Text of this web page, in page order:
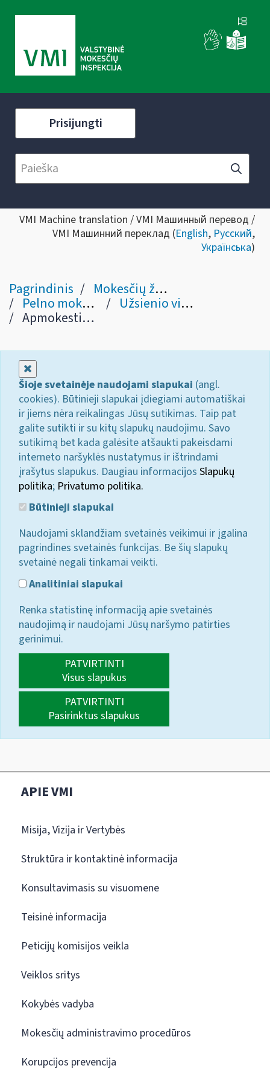
Prisijungti
VMI Machine translation / VMI Машинный перевод /
VMI Машинний переклад (English, Русский,
Українська)
Pagrindinis Mokesčių žinynas
Pelno mokestis Užsienio vienetai
Apmokestinamojo pelno apskaičiavimas (11 str.)
Šioje svetainėje naudojami slapukai (angl.
cookies). Būtinieji slapukai įdiegiami automatiškai
ir jiems nėra reikalingas Jūsų sutikimas. Taip pat
galite sutikti ir su kitų slapukų naudojimu. Savo
sutikimą bet kada galėsite atšaukti pakeisdami
interneto naršyklės nustatymus ir ištrindami
įrašytus slapukus. Daugiau informacijos Slapukų
politika; Privatumo politika.
Būtinieji slapukai
Naudojami sklandžiam svetainės veikimui ir įgalina
pagrindines svetainės funkcijas. Be šių slapukų
svetainė negali tinkamai veikti.
Analitiniai slapukai
Renka statistinę informaciją apie svetainės
naudojimą ir naudojami Jūsų naršymo patirties
gerinimui.
PATVIRTINTI
Visus slapukus
PATVIRTINTI
Pasirinktus slapukus
APIE VMI
Misija, Vizija ir Vertybės
Struktūra ir kontaktinė informacija
Konsultavimasis su visuomene
Teisinė informacija
Peticijų komisijos veikla
Veiklos sritys
Kokybės vadyba
Mokesčių administravimo procedūros
Korupcijos prevencija